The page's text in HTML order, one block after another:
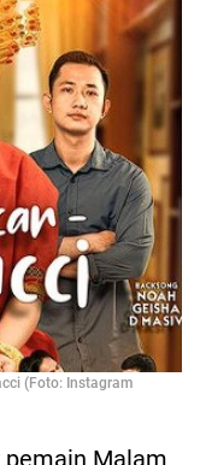
(Foto: Instagram